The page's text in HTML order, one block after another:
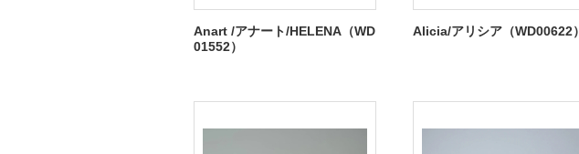
Anart /アナート/HELENA（WD
01552）
Alicia/アリシア（WD00622）